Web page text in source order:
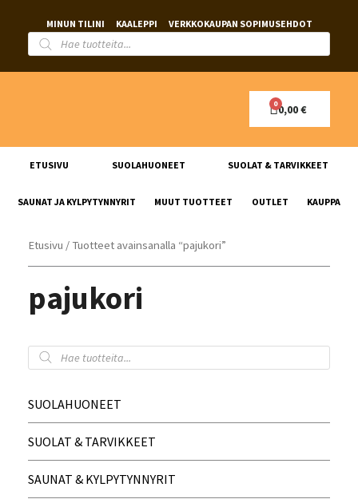
MINUN TILINI KAALEPPI VERKKOKAUPAN SOPIMUSEHDOT
0,00€
ETUSIVU SUOLAHUONEET SUOLAT & TARVIKKEET
SAUNAT JA KYLPYTYNNYRIT MUUT TUOTTEET OUTLET KAUPPA
Etusivu / Tuotteet avainsanalla “pajukori”
pajukori
SUOLAHUONEET
SUOLAT & TARVIKKEET
SAUNAT & KYLPYTYNNYRIT